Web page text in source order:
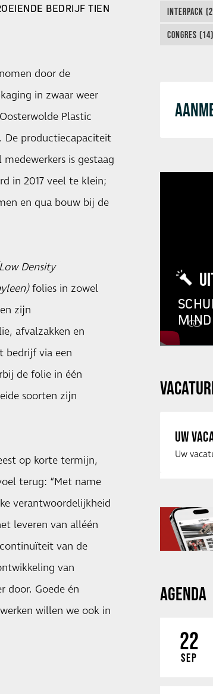
BEDRIJF TIEN
door de
in zwaar weer
Plastic
De productiecapaciteit
is gestaag
in 2017 veel te klein;
en qua bouw bij de
Density
folies in zowel
zijn
afvalzakken en
bedrijf via een
de folie in één
soorten zijn
op korte termijn,
terug: “Met name
verantwoordelijkheid
leveren van alléén
van de
van
door. Goede én
willen we ook in
INTERPACK
CONGRES (14)
UW
AGENDA
22
SEP